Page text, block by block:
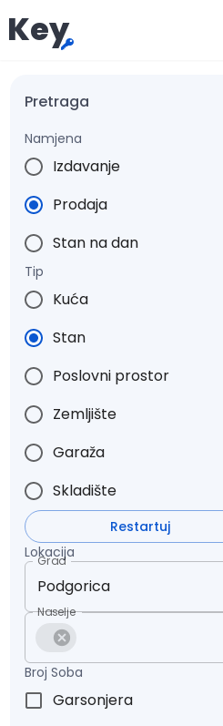
Key
Pretraga
Namjena
Izdavanje
Prodaja
Stan na dan
Tip
Kuća
Stan
Poslovni prostor
Zemljište
Garaža
Skladište
Restartuj
Lokacija
Grad
Naselje
Broj Soba
Garsonjera